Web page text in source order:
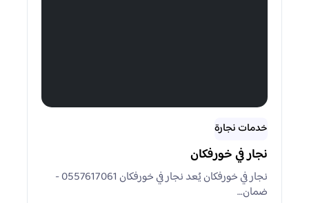
خدمات نجارة
نجار في خورفكان
نجار في خورفكان يُعد نجار في خورفكان 0557617061 -
ضمان…